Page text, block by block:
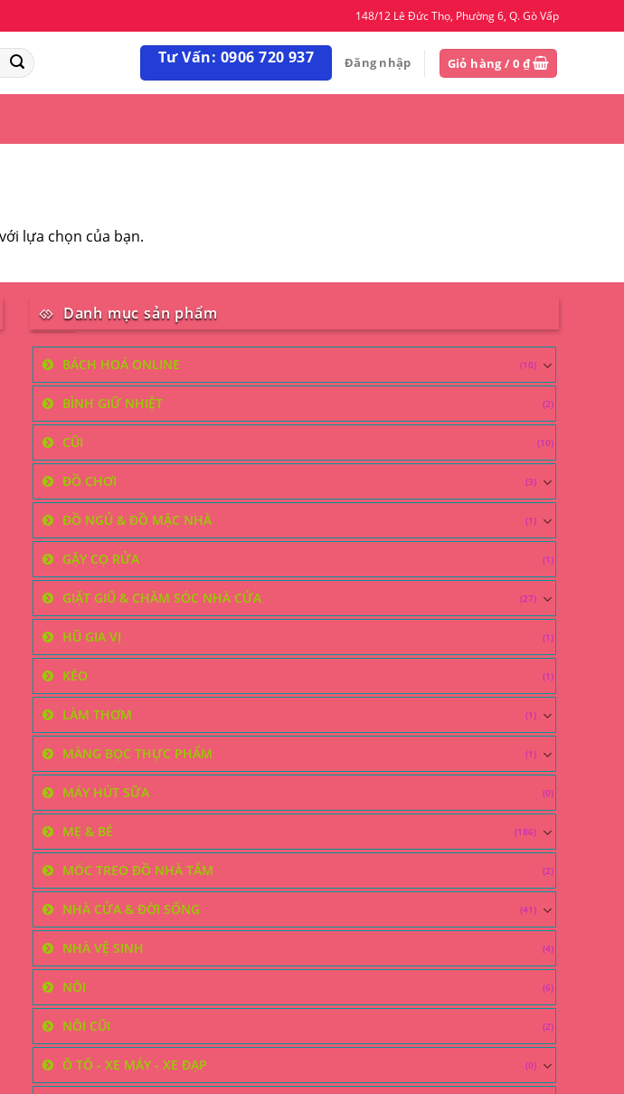
148/12 Lê Đức Thọ, Phường 6, Q. Gò Vấp
Tư Vấn: 0906 720 937 Đăng nhập Giỏ hàng / 0 ₫
lựa chọn của bạn.
Danh mục sản phẩm
BÁCH HOÁ ONLINE (10)
BÌNH GIỮ NHIỆT (2)
CŨI (10)
ĐỒ CHƠI (3)
ĐỒ NGỦ & ĐỒ MẶC NHÀ (1)
GẬY CỌ RỬA (1)
GIẶT GIŨ & CHĂM SÓC NHÀ CỬA (27)
HŨ GIA VỊ (1)
KÉO (1)
LÀM THƠM (1)
MÀNG BỌC THỰC PHẨM (1)
MÁY HÚT SỮA (0)
MẸ & BÉ (186)
MÓC TREO ĐỒ NHÀ TẮM (2)
NHÀ CỬA & ĐỜI SỐNG (41)
NHÀ VỆ SINH (4)
NÔI (6)
NÔI CŨI (2)
Ô TÔ - XE MÁY - XE ĐẠP (0)